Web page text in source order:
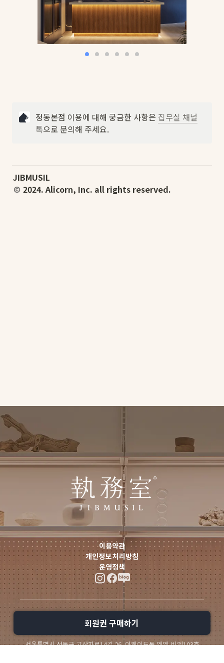
정동본점 이용에 대해 궁금한 사항은 집무실 채널
톡으로 문의해 주세요.
2024. Alicorn, Inc. all rights reserved.
이용약관
개인정보 처리방침
운영정책
서울특별시 성동구 고산자로14길 26, 아케이드동 엠엘-비엠103호
회원권 구매하기